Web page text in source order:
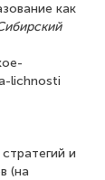
как
lichnosti
и
(на